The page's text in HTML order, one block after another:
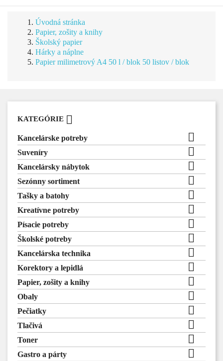
Úvodná stránka
Papier, zošity a knihy
Školský papier
Hárky a náplne
Papier milimetrový A4 50 l / blok 50 listov / blok
KATEGÓRIE 
Kancelárske potreby 
Suveníry 
Kancelársky nábytok 
Sezónny sortiment 
Tašky a batohy 
Kreatívne potreby 
Písacie potreby 
Školské potreby 
Kancelárska technika 
Korektory a lepidlá 
Papier, zošity a knihy 
Obaly 
Pečiatky 
Tlačivá 
Toner 
Gastro a párty 